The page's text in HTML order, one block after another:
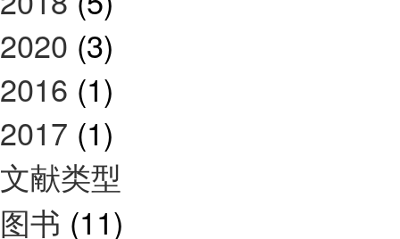
2020 (3)
2016 (1)
2017 (1)
文献类型
图书 (11)